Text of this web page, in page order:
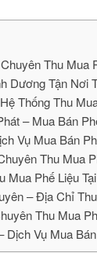
Thu
Dương Tận Nơi
Thống Thu
– Mua Bán
Vụ Mua Bán
Thu Mua
Mua Phế Liệu
– Địa Chỉ
Thu Mua
Dịch Vụ Mua